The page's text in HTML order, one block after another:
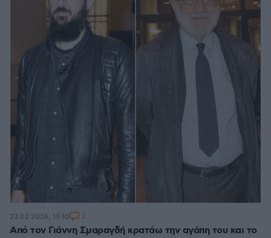
Από τον Γιάννη Σμαραγδή κρατάω την αγάπη του και το
23.02.2026, 19:10 2